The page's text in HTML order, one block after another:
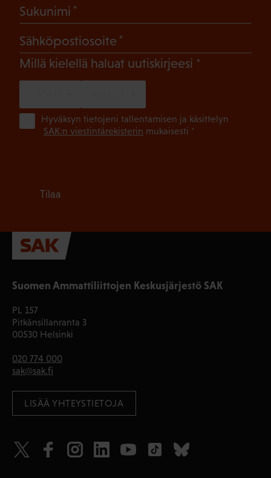
Suomen Ammattiliittojen Keskusjärjestö SAK
PL 157
Pitkänsillanranta 3
00530 Helsinki
020 774 000
sak@sak.fi
LISÄÄ YHTEYSTIETOJA
Sukunimi
Sähköpostiosoite
Millä kielellä haluat uutiskirjeesi (Pakollinen)
Hyväksyn tietojeni tallentamisen ja käsittelyn
SAK:n viestintärekisterin mukaisesti *
Tilaa